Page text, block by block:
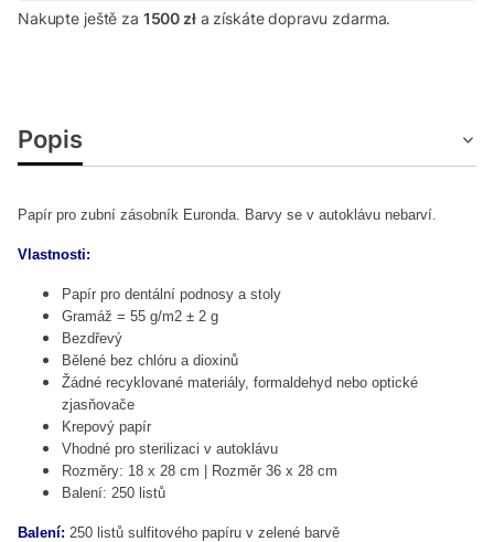
Nakupte ještě za 1500 zła získáte dopravu zdarma.
Popis
Papír pro zubní zásobník Euronda. Barvy se v autoklávu nebarví.
Vlastnosti:
Papír pro dentální podnosy a stoly
Gramáž = 55 g/m2 ± 2 g
Bezdřevý
Bělené bez chlóru a dioxinů
Žádné recyklované materiály, formaldehyd nebo optické
zjasňovače
Krepový papír
Vhodné pro sterilizaci v autoklávu
Rozměry: 18 x 28 cm |
Rozměr 36 x 28 cm
Balení: 250 listů
Balení: 250 listů sulfitového papíru v zelené barvě